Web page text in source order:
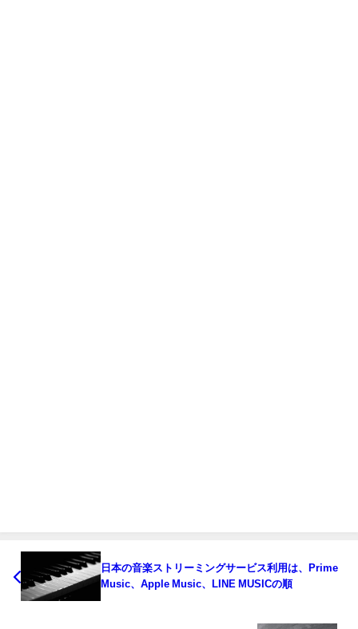
日本の音楽ストリーミングサービス利用は、Prime
Music、Apple Music、LINE MUSICの順